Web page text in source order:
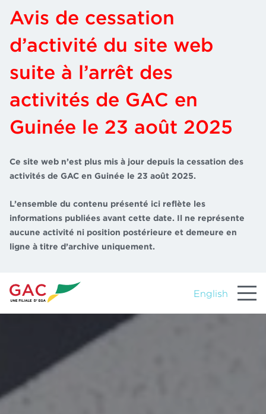
Avis de cessation
d’activité du site web
suite à l’arrêt des
activités de GAC en
Guinée le 23 août 2025
Ce site web n’est plus mis à jour depuis la cessation des
activités de GAC en Guinée le 23 août 2025.
L’ensemble du contenu présenté ici reflète les
informations publiées avant cette date. Il ne représente
aucune activité ni position postérieure et demeure en
ligne à titre d’archive uniquement.
English